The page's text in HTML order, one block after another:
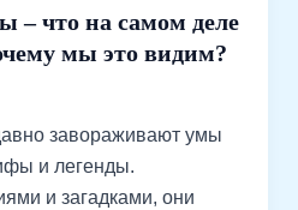
– что на самом деле
мы это видим?
завораживают умы
и легенды.
и загадками, они